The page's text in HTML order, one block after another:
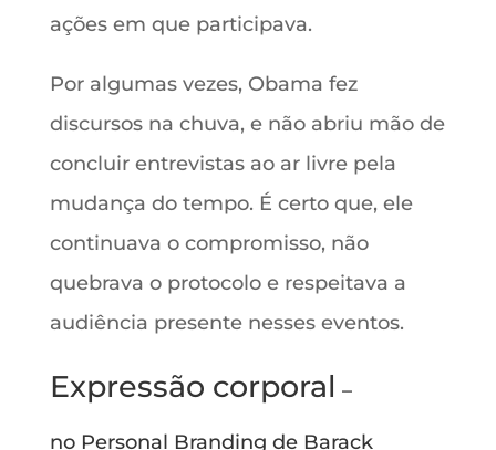
ações em que participava.
Por algumas vezes, Obama fez
discursos na chuva, e não abriu mão de
concluir entrevistas ao ar livre pela
mudança do tempo. É certo que, ele
continuava o compromisso, não
quebrava o protocolo e respeitava a
audiência presente nesses eventos.
Expressão corporal –
no Personal Branding de Barack